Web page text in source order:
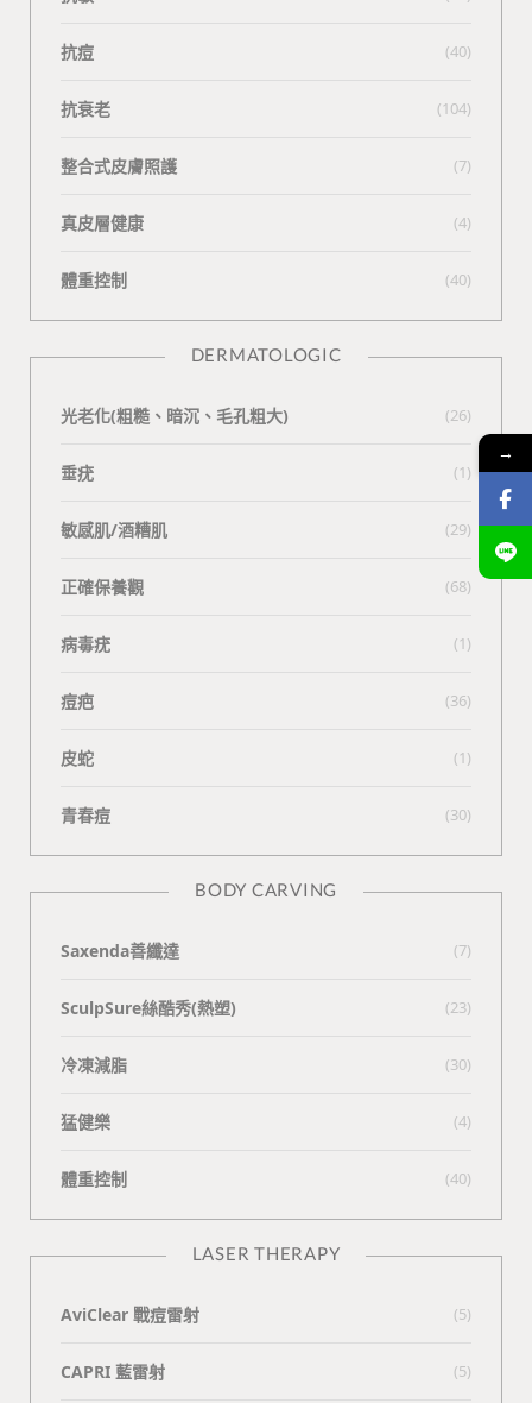
抗痘 (40)
抗衰老 (104)
整合式皮膚照護 (7)
真皮層健康 (4)
體重控制 (40)
DERMATOLOGIC
光老化(粗糙、暗沉、毛孔粗大) (26)
垂疣 (1)
敏感肌/酒糟肌 (29)
正確保養觀 (68)
病毒疣 (1)
痘疤 (36)
皮蛇 (1)
青春痘 (30)
BODY CARVING
Saxenda善纖達 (7)
SculpSure絲酷秀(熱塑) (23)
冷凍減脂 (30)
猛健樂 (4)
體重控制 (40)
LASER THERAPY
AviClear 戰痘雷射 (5)
CAPRI 藍雷射 (5)
→